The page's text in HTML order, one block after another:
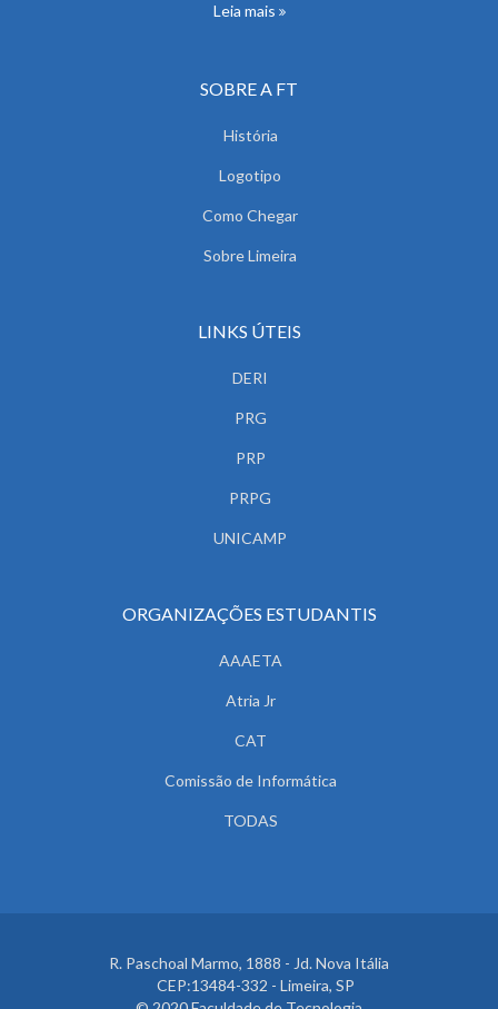
Leia mais
SOBRE A FT
História
Logotipo
Como Chegar
Sobre Limeira
LINKS ÚTEIS
DERI
PRG
PRP
PRPG
UNICAMP
ORGANIZAÇÕES ESTUDANTIS
AAAETA
Atria Jr
CAT
Comissão de Informática
TODAS
R. Paschoal Marmo, 1888 - Jd. Nova Itália
CEP:13484-332 - Limeira, SP